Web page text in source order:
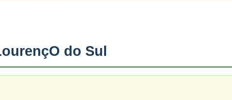
do Sul